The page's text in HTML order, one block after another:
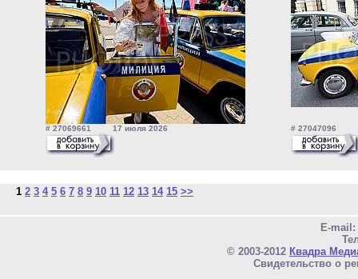
# 27069661 17 июля 2026 # 27047096
1 2 3 4 5 6 7 8 9 10 11 12 13 14 15 >>
E-mail:
© 2003-2012 Квадра
Свидетельство о